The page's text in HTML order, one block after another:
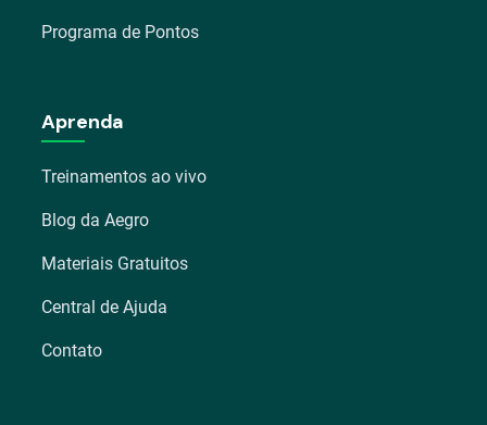
Programa de Pontos
Aprenda
Treinamentos ao vivo
Blog da Aegro
Materiais Gratuitos
Central de Ajuda
Contato